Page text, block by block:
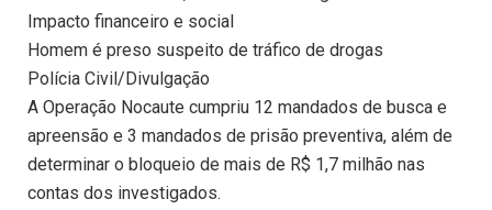
Impacto financeiro e social
Homem é preso suspeito de tráfico de drogas
Polícia Civil/Divulgação
A Operação Nocaute cumpriu 12 mandados de busca e
apreensão e 3 mandados de prisão preventiva, além de
determinar o bloqueio de mais de R$ 1,7 milhão nas
contas dos investigados.